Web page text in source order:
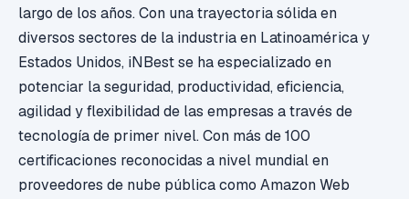
largo de los años. Con una trayectoria sólida en
diversos sectores de la industria en Latinoamérica y
Estados Unidos, iNBest se ha especializado en
potenciar la seguridad, productividad, eficiencia,
agilidad y flexibilidad de las empresas a través de
tecnología de primer nivel. Con más de 100
certificaciones reconocidas a nivel mundial en
proveedores de nube pública como Amazon Web